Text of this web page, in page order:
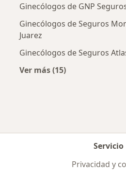
Ginecólogos de GNP
Ginecólogos de Seguros
Juarez
Ginecólogos de Seguros
Ver más (15)
Servicio
Privacidad y